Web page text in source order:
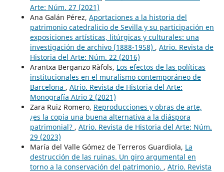
Arte: Núm. 27 (2021)
Ana Galán Pérez, Aportaciones a la historia del
patrimonio catedralicio de Sevilla y su participación en
exposiciones artísticas, litúrgicas y culturales: una
investigación de archivo (1888-1958) , Atrio. Revista de
Historia del Arte: Núm. 22 (2016)
Arantxa Berganzo Ràfols, Los efectos de las políticas
institucionales en el muralismo contemporáneo de
Barcelona , Atrio. Revista de Historia del Arte:
Monografía Atrio 2 (2021)
Zara Ruiz Romero, Reproducciones y obras de arte,
¿es la copia una buena alternativa a la diáspora
patrimonial? , Atrio. Revista de Historia del Arte: Núm.
29 (2023)
María del Valle Gómez de Terreros Guardiola, La
destrucción de las ruinas. Un giro argumental en
torno a la conservación del patrimonio. , Atrio. Revista